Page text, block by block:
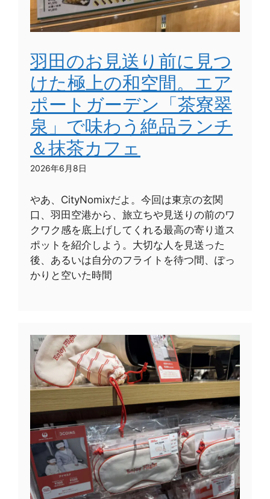
羽田のお見送り前に見つ
けた極上の和空間。エア
ポートガーデン「茶寮翠
泉」で味わう絶品ランチ
＆抹茶カフェ
2026年6月8日
やあ、CityNomixだよ。今回は東京の玄関
口、羽田空港から、旅立ちや見送りの前のワ
クワク感を底上げしてくれる最高の寄り道ス
ポットを紹介しよう。大切な人を見送った
後、あるいは自分のフライトを待つ間、ぽっ
かりと空いた時間